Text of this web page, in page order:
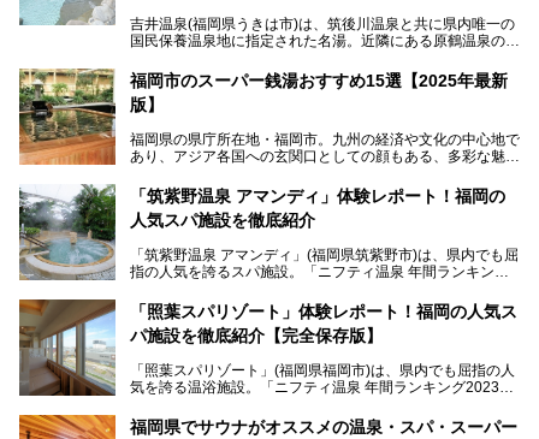
吉井温泉(福岡県うきは市)は、筑後川温泉と共に県内唯一の
国民保養温泉地に指定された名湯。近隣にある原鶴温泉の観
す。
「ふだん着の温泉 鶴は千年」は、吉井温泉にある日帰り入
住民や温泉ファンに愛され続けています。今回は筆者自ら日
帰り入浴し、自慢の温泉を中心に詳細レビューします！
福岡市のスーパー銭湯おすすめ15選【2025年最新
版】
福岡県の県庁所在地・福岡市。九州の経済や文化の中心地で
あり、アジア各国への玄関口としての顔もある、多彩な魅力
そんな福岡市は、スーパー銭湯も多種多彩。玄界灘を眺めら
れるリゾート気分満点のスーパー銭湯から、繁華街近くのレ
いスーパー銭湯を一挙ご紹介します。
「筑紫野温泉 アマンディ」体験レポート！福岡の
人気スパ施設を徹底紹介
「筑紫野温泉 アマンディ」(福岡県筑紫野市)は、県内でも屈
指の人気を誇るスパ施設。「ニフティ温泉 年間ランキング2
入浴客で賑わっています。
そこで今回は、ニフティ温泉ライターである筆者が現地訪
ーム・併設するレストランを体験し、それらの全貌を徹底紹
介します！
「照葉スパリゾート」体験レポート！福岡の人気ス
パ施設を徹底紹介【完全保存版】
「照葉スパリゾート」(福岡県福岡市)は、県内でも屈指の人
気を誇る温浴施設。「ニフティ温泉 年間ランキング2023」
常連客で賑わっています。
福岡県でサウナがオススメの温泉・スパ・スーパー